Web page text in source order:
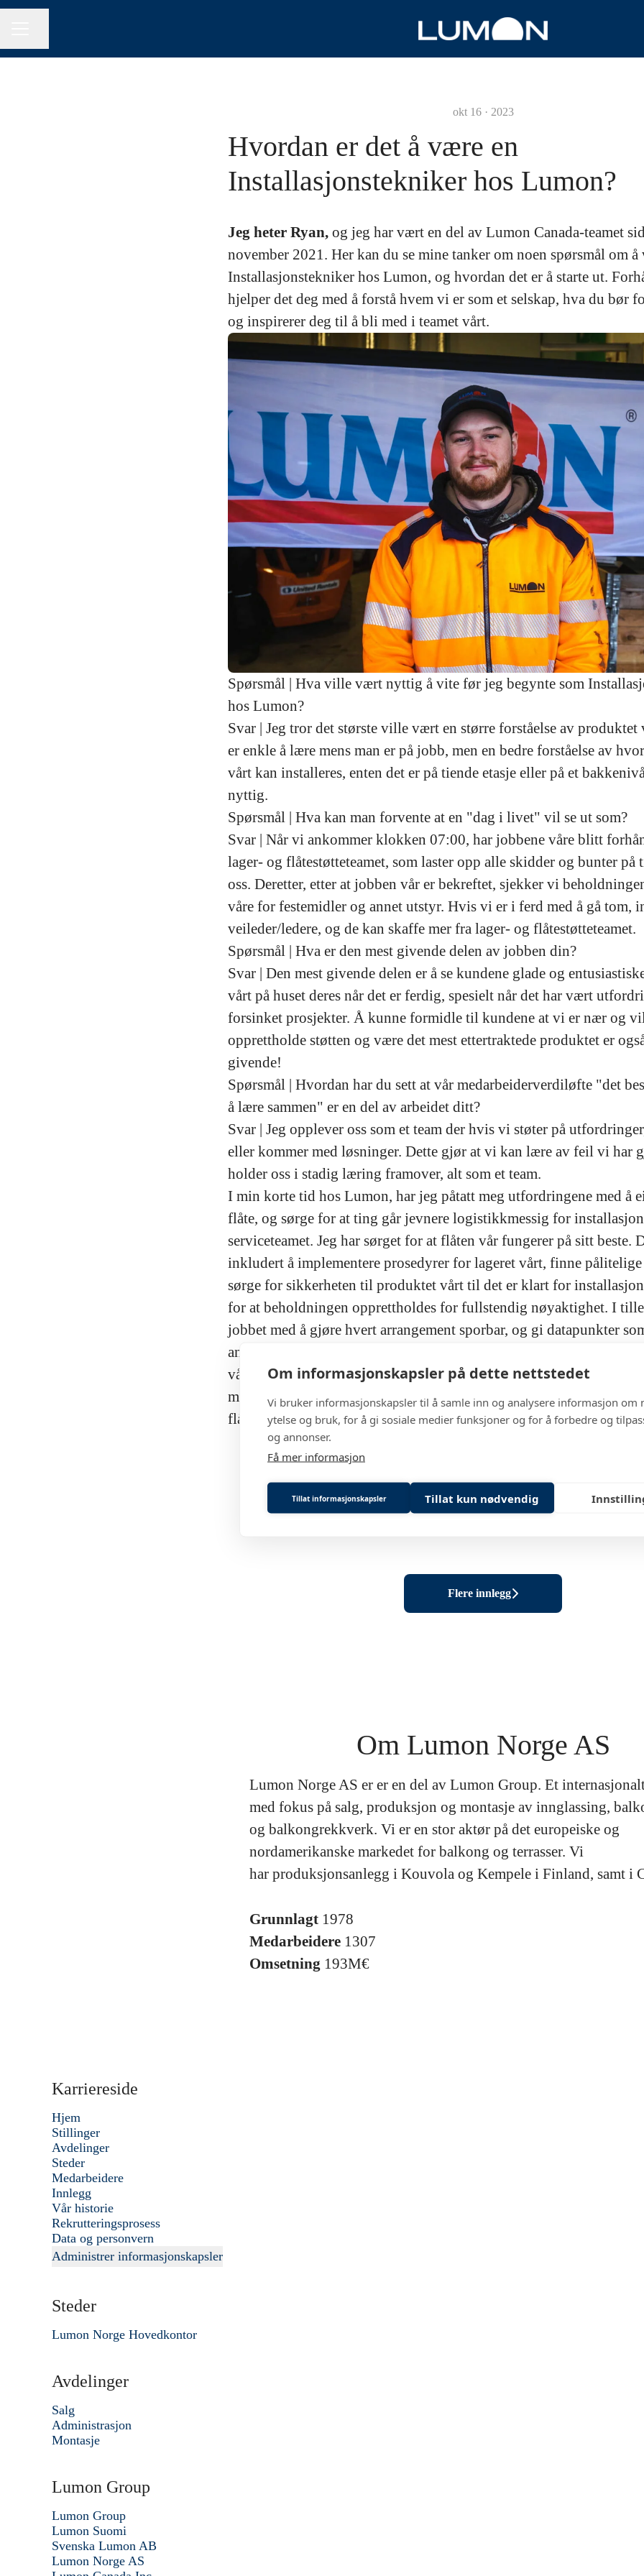
Om informasjonskapsler på dette nettstedet
Vi bruker informasjonskapsler til å samle inn og analysere informasjon om
ytelse og bruk, for å gi sosiale medier funksjoner og for å forbedre og
og annonser.
Få mer informasjon
Tillat informasjonskapsler Tillat kun nødvendig
okt 16 · 2023
Hvordan er det å være en
Installasjonstekniker hos Lumon?
Jeg heter Ryan, og jeg har vært en del av Lumon Canada-teamet
november 2021. Her kan du se mine tanker om noen spørsmål om
Installasjonstekniker hos Lumon, og hvordan det er å starte ut.
hjelper det deg med å forstå hvem vi er som et selskap, hva du bør
og inspirerer deg til å bli med i teamet vårt.
Spørsmål | Hva ville vært nyttig å vite før jeg begynte som
hos Lumon?
Svar | Jeg tror det største ville vært en større forståelse av
er enkle å lære mens man er på jobb, men en bedre forståelse av
vårt kan installeres, enten det er på tiende etasje eller på et
nyttig.
Spørsmål | Hva kan man forvente at en "dag i livet" vil se ut som?
Svar | Når vi ankommer klokken 07:00, har jobbene våre blitt
lager- og flåtestøtteteamet, som laster opp alle skidder og bunter på
oss. Deretter, etter at jobben vår er bekreftet, sjekker vi
våre for festemidler og annet utstyr. Hvis vi er i ferd med å gå tom,
veileder/ledere, og de kan skaffe mer fra lager- og flåtestøtteteamet.
Spørsmål | Hva er den mest givende delen av jobben din?
Svar | Den mest givende delen er å se kundene glade og
vårt på huset deres når det er ferdig, spesielt når det har vært
forsinket prosjekter. Å kunne formidle til kundene at vi er nær og
opprettholde støtten og være det mest ettertraktede produktet er
givende!
Spørsmål | Hvordan har du sett at vår medarbeiderverdiløfte "det
å lære sammen" er en del av arbeidet ditt?
Svar | Jeg opplever oss som et team der hvis vi støter på
eller kommer med løsninger. Dette gjør at vi kan lære av feil vi har
holder oss i stadig læring framover, alt som et team.
I min korte tid hos Lumon, har jeg påtatt meg utfordringene med å
flåte, og sørge for at ting går jevnere logistikkmessig for
serviceteamet. Jeg har sørget for at flåten vår fungerer på sitt beste.
inkludert å implementere prosedyrer for lageret vårt, finne
sørge for sikkerheten til produktet vårt til det er klart for
for at beholdningen opprettholdes for fullstendig nøyaktighet. I
jobbet med å gjøre hvert arrangement sporbar, og gi datapunkter
analyseres hvis det skulle oppstå en hendelse. Dette har gjort data
våre forretningsenhetledere å spore også. Gjennom all denne
min installasjonserfaring, har jeg gradvis beveget meg inn i rollen
flåtestøtte, og ser frem til hvor karriereveien min vil føre meg
Relaterte innlegg
Hverdagen til en prosjektleder i Lumon
Hverdagen til Service/After-Sales manager
Flere innlegg
Om Lumon Norge AS
Lumon Norge AS er er en del av Lumon Group. Et
med fokus på salg, produksjon og montasje av innglassing,
og balkongrekkverk. Vi er en stor aktør på det europeiske og
nordamerikanske markedet for balkong og terrasser. Vi
har produksjonsanlegg i Kouvola og Kempele i Finland, samt i
Grunnlagt 1978
Medarbeidere 1307
Omsetning 193M€
Karriereside
Hjem
Stillinger
Avdelinger
Steder
Medarbeidere
Innlegg
Vår historie
Rekrutteringsprosess
Data og personvern
Administrer informasjonskapsler
Steder
Lumon Norge Hovedkontor
Avdelinger
Salg
Administrasjon
Montasje
Lumon Group
Lumon Group
Lumon Suomi
Svenska Lumon AB
Lumon Norge AS